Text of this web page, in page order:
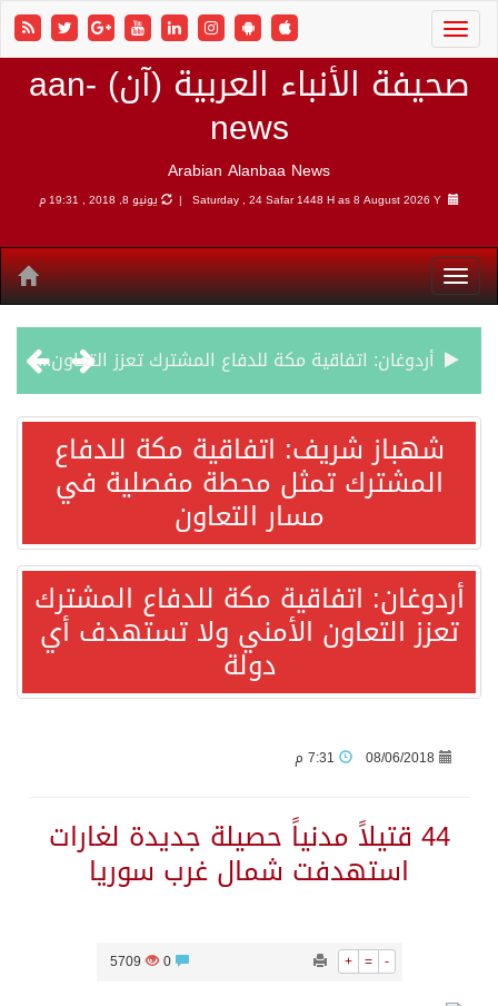
صحيفة الأنباء العربية (آن) aan-
news
Arabian Alanbaa News
Saturday , 24 Safar 1448 H as8 August 2026 Y | يونيو 8, 2018 , 19:31 م
أردوغان: اتفاقية مكة للدفاع المشترك تعزز التعاون الأمني ولا تستهدف أي دولة
سمو وزير الخارجية : اتفاقية مكة تعكس الإرادة السياسية لحماية أمن المنطقة
قفزة عالمية جديدة لتخصصات «الإعلام» بالأكاديمية العربية هيئة AQAS الألمانية تمنح برامج الإعلام بالأكاديمية العربية الاعتماد غير المشروط وفق المعايير الأوروبية..
وزير الخارجية السعودي: جميع إجراءات إسرائيل الأحادية في أراضي فلسطين باطلة
شهباز شريف: اتفاقية مكة للدفاع
المشترك تمثل محطة مفصلية في
مسار التعاون
أردوغان: اتفاقية مكة للدفاع المشترك
تعزز التعاون الأمني ولا تستهدف أي
دولة
08/06/2018
44 قتيلاً مدنياً حصيلة جديدة لغارات
استهدفت شمال غرب سوريا
+ = -
0
5709